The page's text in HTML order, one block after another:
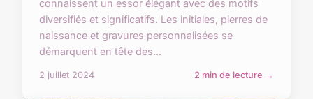
connaissent un essor élégant avec des motifs
diversifiés et significatifs. Les initiales, pierres de
naissance et gravures personnalisées se
démarquent en tête des...
2 juillet 2024 2 min de lecture →